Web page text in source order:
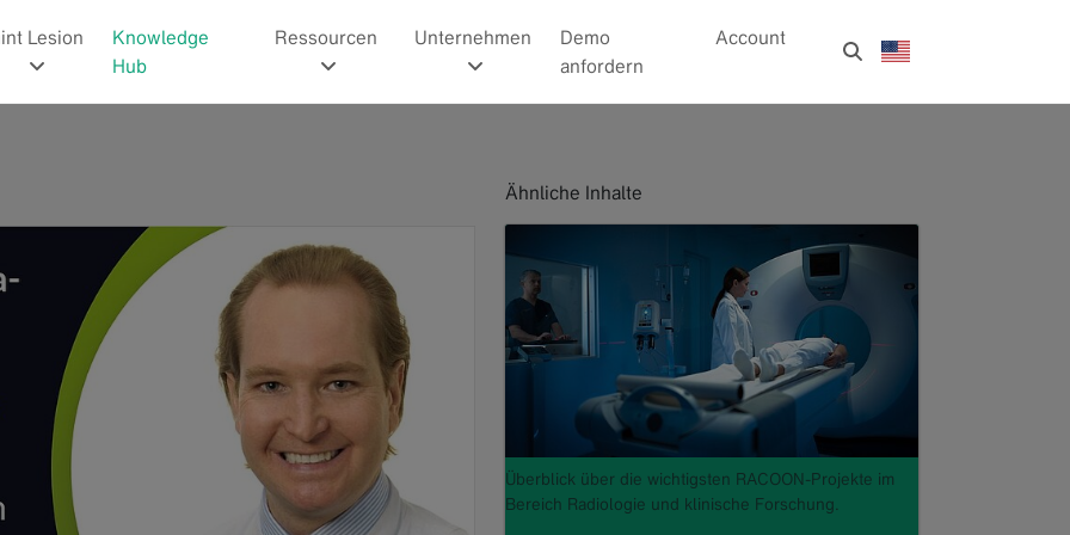
Lesion
Knowledge
Hub
Ressourcen Unternehmen
Demo
anfordern
Account
Ähnliche Inhalte
Überblick über die wichtigsten RACOON-Projekte im
Bereich Radiologie und klinische Forschung.